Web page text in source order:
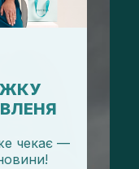
чекає —